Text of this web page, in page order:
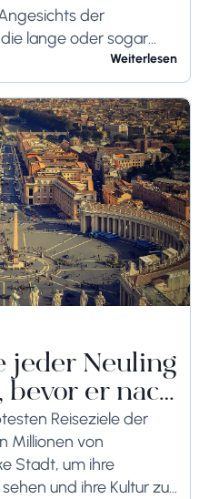
der
lange oder sogar
berücksichtigt
Folgen zu...
Weiterlesen
jeder Neuling
er nach
Reiseziele der
Millionen von
Stadt, um ihre
und ihre Kultur zu